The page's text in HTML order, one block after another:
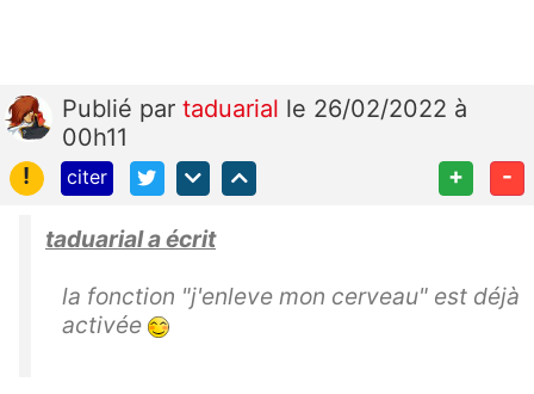
Publié par taduarial le 26/02/2022 à
00h11
!
citer + -
taduarial a écrit
la fonction "j'enleve mon cerveau" est déjà
activée